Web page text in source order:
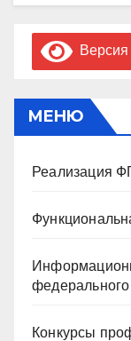
Версия
МЕНЮ
Реализация
федерального
Конкурсы